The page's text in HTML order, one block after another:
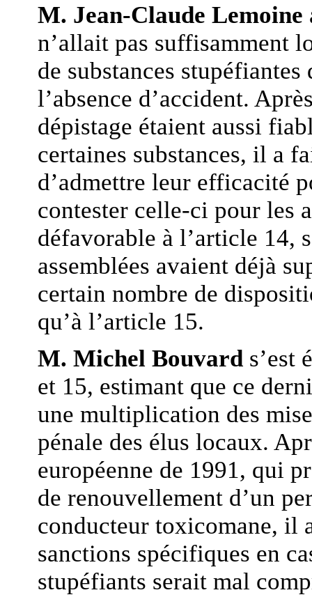
M. Jean-Claude Lemoine
n’allait pas suffisamment
de substances
l’absence d’accident.
dépistage étaient aussi
certaines substances, il a
d’admettre leur efficacité
contester celle-ci pour les
défavorable à l’article 14,
assemblées avaient déjà
certain nombre de
qu’à l’article 15.
M. Michel Bouvard s’est
et 15, estimant que ce
une multiplication des
pénale des élus locaux.
européenne de 1991, qui
de renouvellement d’un
conducteur toxicomane, il
sanctions spécifiques en
stupéfiants serait mal